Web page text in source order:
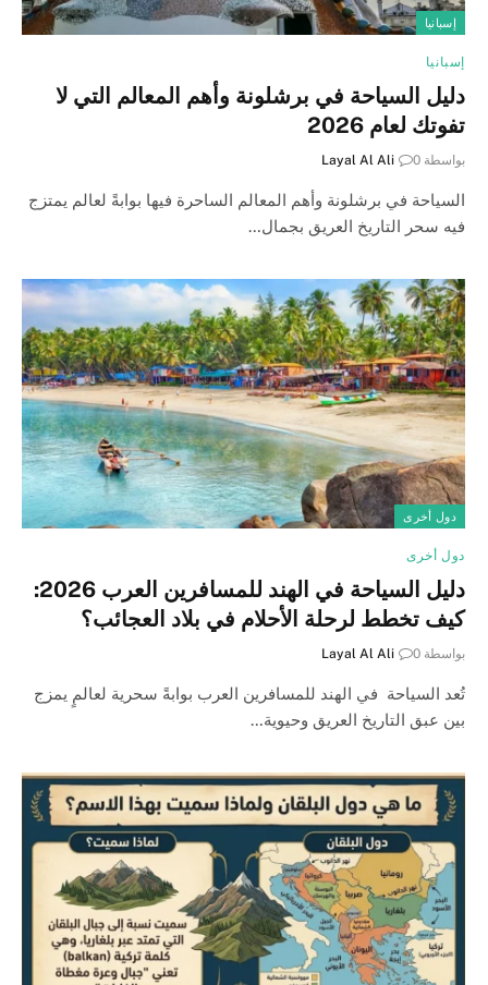
إسبانيا
إسبانيا
دليل السياحة في برشلونة وأهم المعالم التي لا
تفوتك لعام 2026
بواسطة Layal Al Ali 0
السياحة في برشلونة وأهم المعالم الساحرة فيها بوابةً لعالم يمتزج
فيه سحر التاريخ العريق بجمال…
دول أخرى
دول أخرى
دليل السياحة في الهند للمسافرين العرب 2026:
كيف تخطط لرحلة الأحلام في بلاد العجائب؟
بواسطة Layal Al Ali 0
تُعد السياحة في الهند للمسافرين العرب بوابةً سحرية لعالمٍ يمزج
بين عبق التاريخ العريق وحيوية…